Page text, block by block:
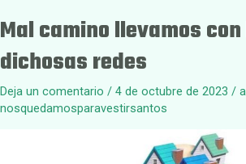
Mal camino llevamos
dichosas redes
Deja un comentario / 4 de octubre de 2023 /
nosquedamosparavestirsantos